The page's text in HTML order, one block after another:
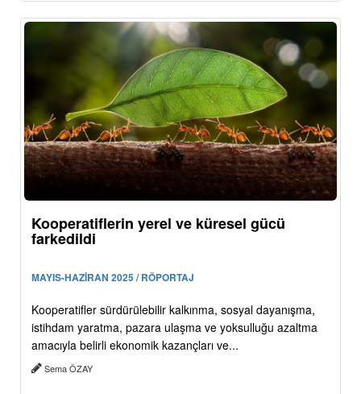
Kooperatiflerin yerel ve küresel gücü
farkedildi
MAYIS-HAZİRAN 2025 / RÖPORTAJ
Kooperatifler sürdürülebilir kalkınma, sosyal dayanışma,
istihdam yaratma, pazara ulaşma ve yoksulluğu azaltma
amacıyla belirli ekonomik kazançları ve...
Sema ÖZAY